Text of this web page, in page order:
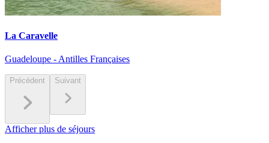
La Caravelle
Guadeloupe - Antilles Françaises
Précédent Suivant
Afficher plus de séjours